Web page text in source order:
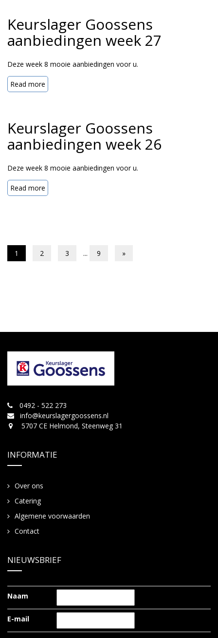
Keurslager Goossens
aanbiedingen week 27
Deze week 8 mooie aanbiedingen voor u.
Read more
Keurslager Goossens
aanbiedingen week 26
Deze week 8 mooie aanbiedingen voor u.
Read more
1 2 3 ... 9 »
0492 - 522 273
info@keurslagergoossens.nl
5707 CE Helmond, Steenweg 31
INFORMATIE
Over ons
Catering
Algemene voorwaarden
Contact
NIEUWSBRIEF
Naam
E-mail